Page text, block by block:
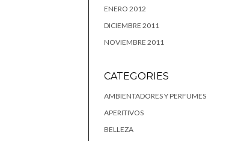
ENERO 2012
DICIEMBRE 2011
NOVIEMBRE 2011
CATEGORIES
AMBIENTADORES Y PERFUMES
APERITIVOS
BELLEZA